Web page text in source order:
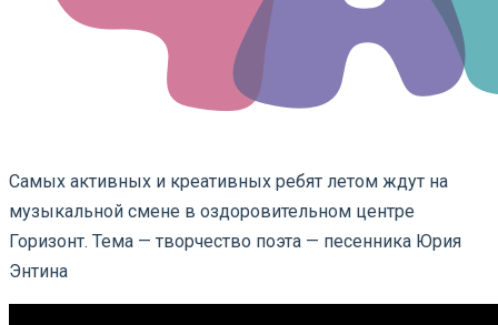
Самых активных и креативных ребят летом ждут на
музыкальной смене в оздоровительном центре
Горизонт. Тема — творчество поэта — песенника Юрия
Энтина